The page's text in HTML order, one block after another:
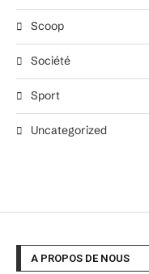
Scoop
Société
Sport
Uncategorized
A PROPOS DE NOUS